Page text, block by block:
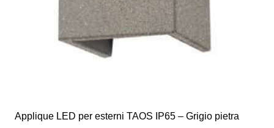
Applique LED per esterni TAOS IP65 – Grigio pietra